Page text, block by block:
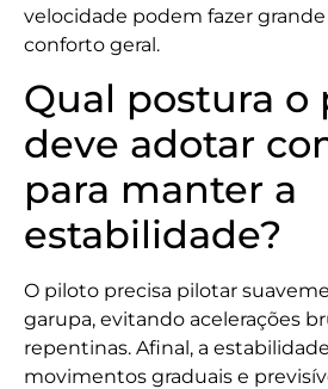
velocidade podem fazer
conforto geral.
Qual postura o
deve adotar
para manter a
estabilidade?
O piloto precisa pilotar
garupa, evitando acelerações
repentinas. Afinal, a
movimentos graduais e